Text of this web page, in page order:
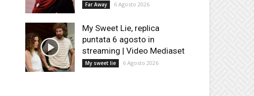
Far Away 6 Agosto 2026
My Sweet Lie, replica
puntata 6 agosto in
streaming | Video Mediaset
My sweet lie 6 Agosto 2026